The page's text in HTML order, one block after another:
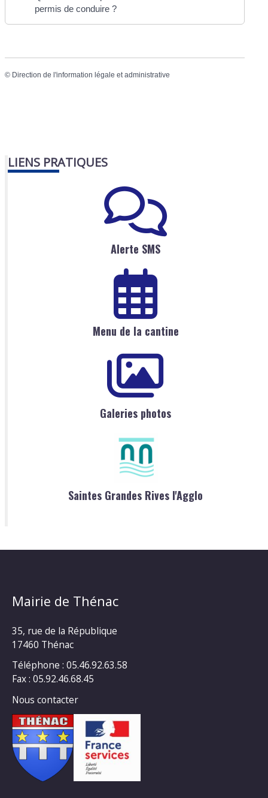
permis de conduire ?
© Direction de l'information légale et administrative
LIENS PRATIQUES
Alerte SMS
Menu de la cantine
Galeries photos
Saintes Grandes Rives l'Agglo
Mairie de Thénac
35, rue de la République
17460 Thénac
Téléphone : 05.46.92.63.58
Fax : 05.92.46.68.45
Nous contacter